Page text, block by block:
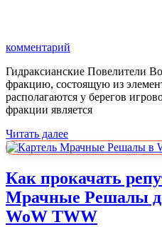
комментарий
Гидраксианские Повелители
фракцию, состоящую из
располагаются у берегов
фракции является
Читать далее
Как прокачать
Мрачные Решалы
WoW TWW